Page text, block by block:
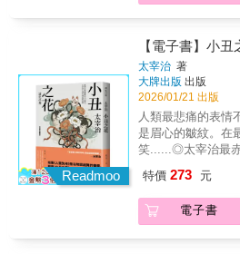
教師組音字項第一
性閩南語競賽的評
師。
自己興起一個「日
就寄出的信帖，見
慮的折磨下，展現
由，同時擁抱世界
宰治性格起伏，度
徹，從首部作《晚
格》，其間忙裡忙
學家的華美鏡表，
家庭與人際關係
別對象的去信中盡
人或祕戀，他一貫
信中更多是與生活
安時代，一窺當時
重新理解佛法與王
卷】佛法東漸的靈
入震旦，經由僧侶
本人對「因果報應
解。【第九卷】儒
行」與「冥界審判
何與佛教因果觀完
道德圖景。【第十
予了道德象徵。這
史為題的紀傳體敘
思想的嚮往。林水
Readmoo
【電子書】小丑
太宰治 著
大牌出版 出版
2026/01/21 出版
人類最悲痛的表情
是眉心的皺紋。在
笑......◎太宰治最
之花＞是太宰治前
《人間失格》主角
情後進療養院的事
特價 273 元
電子書